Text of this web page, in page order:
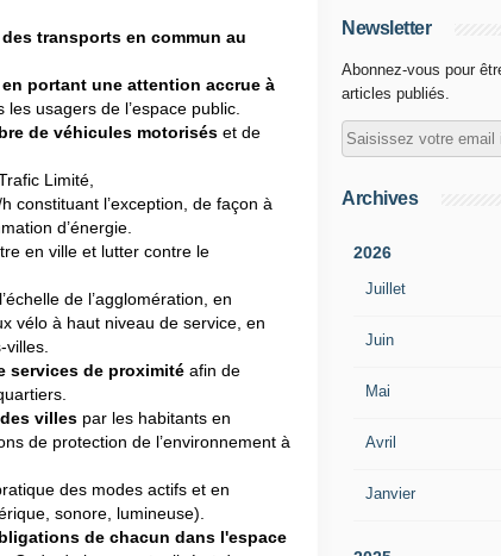
transports en commun au
portant une attention accrue à
usagers de l’espace public.
de véhicules motorisés et de
Limité,
constituant l’exception, de façon à
d’énergie.
en ville et lutter contre le
de l’agglomération, en
vélo à haut niveau de service, en
services de proximité afin de
villes par les habitants en
de protection de l’environnement à
des modes actifs et en
sonore, lumineuse).
de chacun dans l'espace
Newsletter
Abonnez-vous pour
articles publiés.
Archives
2026
Juillet
Juin
Mai
Avril
Janvier